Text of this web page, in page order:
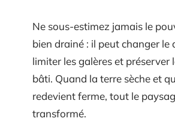
Ne sous-estimez jamais le
bien drainé : il peut changer le
limiter les galères et préserver
bâti. Quand la terre sèche et
redevient ferme, tout le
transformé.